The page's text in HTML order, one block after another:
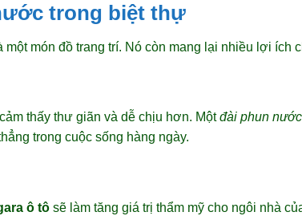
trong biệt thự
món đồ trang trí. Nó còn mang lại nhiều lợi ích
thấy thư giãn và dễ chịu hơn. Mộtđài phun nước
trong cuộc sống hàng ngày.
ô tô sẽ làm tăng giá trị thẩm mỹ cho ngôi nhà